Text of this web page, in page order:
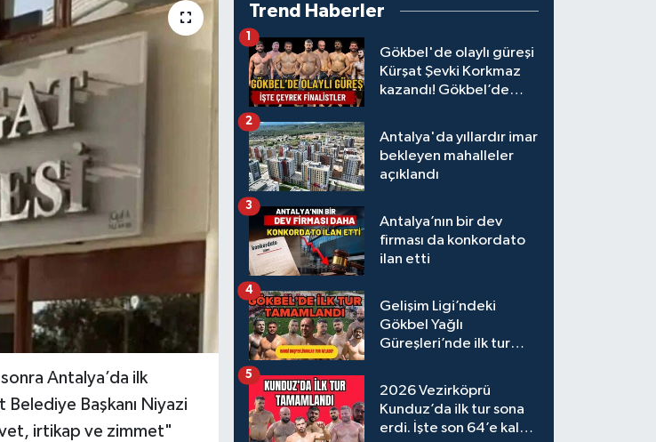
Antalya’da ilk
Belediye Başkanı Niyazi
irtikap ve zimmet"
Trend Haberler
Gökbel'de olaylı güreşi
Kürşat Şevki Korkmaz
kazandı! Gökbel’de
Gürbüz elendi!
1
Antalya'da yıllardır imar
bekleyen mahalleler
açıklandı
2
Antalya’nın bir dev
firması da konkordato
ilan etti
3
Gelişim Ligi’ndeki
Gökbel Yağlı
Güreşleri’nde ilk tur
4
2026 Vezirköprü
Kunduz’da ilk tur sona
erdi. İşte son 64’e kalan
5